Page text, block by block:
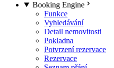
Booking Engine
Funkce
Vyhledávání
Detail nemovitosti
Pokladna
Potvrzení rezervace
Rezervace